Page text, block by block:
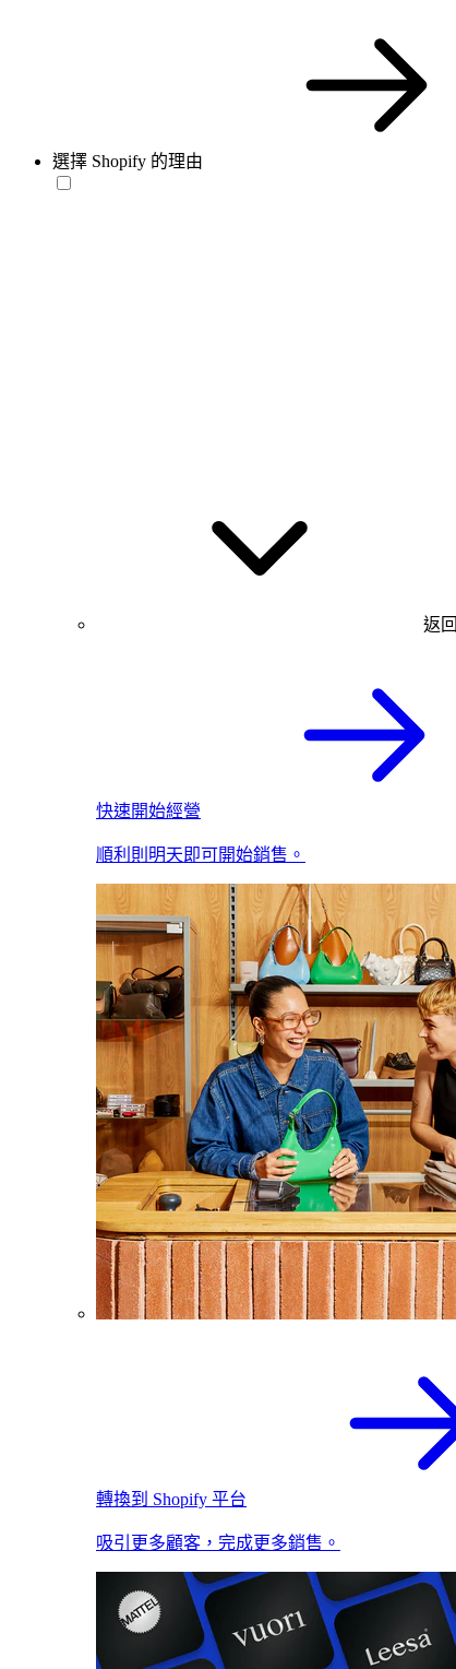
選擇 Shopify 的理由
返回
快速開始經營
順利則明天即可開始銷售。
轉換到 Shopify 平台
吸引更多顧客，完成更多銷售。